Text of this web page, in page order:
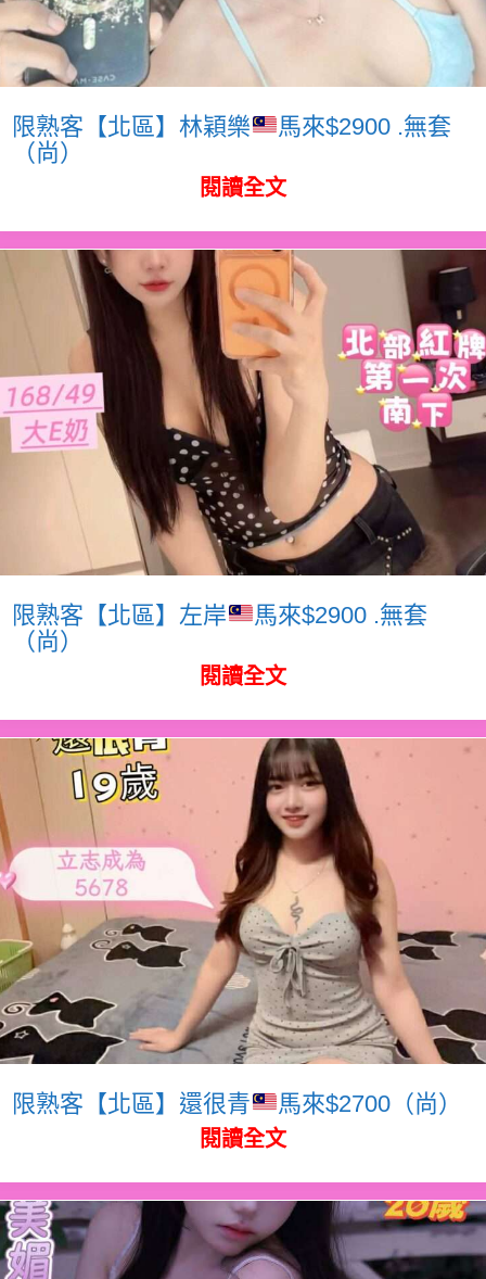
限熟客【北區】林穎樂
馬來$2900 .無套
（尚）
閱讀全文
限熟客【北區】左岸
馬來$2900 .無套
（尚）
閱讀全文
限熟客【北區】還很青 馬來$2700（尚）
閱讀全文